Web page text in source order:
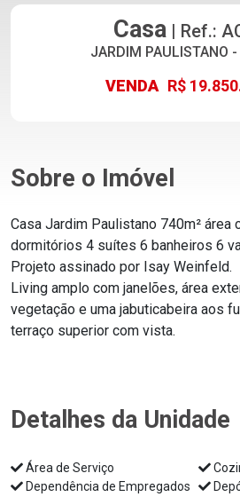
Casa| Ref.:
JARDIM PAULISTANO
VENDA R$
Sobre o Imóvel
Casa Jardim Paulistano 740m² área
dormitórios 4 suítes 6 banheiros 6
Projeto assinado por Isay Weinfeld.
Living amplo com janelões, área
vegetação e uma jabuticabeira aos
terraço superior com vista.
Detalhes da Unidade
Área de Serviço
Dependência de Empregados